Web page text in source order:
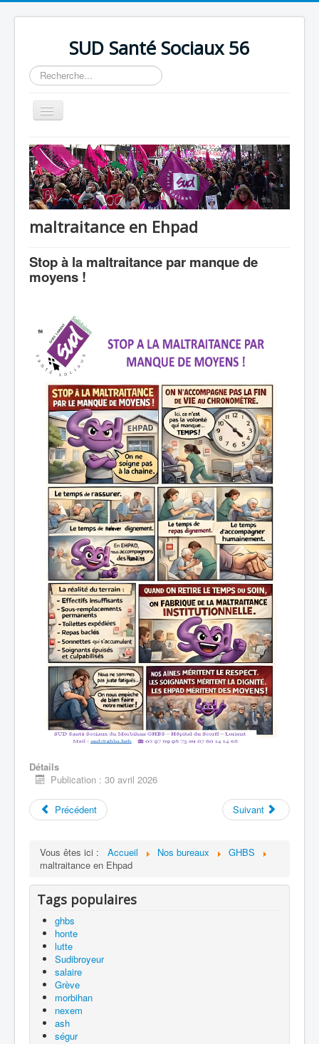
SUD Santé Sociaux 56
Rechercher
Basculer
la
Accueil
Présentation
Nos bureaux
Nos Luttes
Outils
maltraitance en Ehpad
Stop à la maltraitance par manque de
moyens !
Détails
Publication : 30 avril 2026
Précédent Suivant
Vous êtes ici : Accueil Nos bureaux
GHBS
maltraitance en Ehpad
Tags populaires
ghbs
honte
lutte
Sudibroyeur
salaire
Grève
morbihan
nexem
ash
ségur